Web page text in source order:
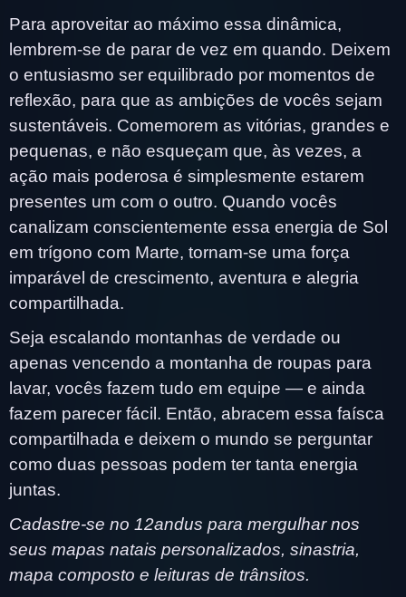
Para aproveitar ao máximo essa dinâmica,
lembrem-se de parar de vez em quando. Deixem
o entusiasmo ser equilibrado por momentos de
reflexão, para que as ambições de vocês sejam
sustentáveis. Comemorem as vitórias, grandes e
pequenas, e não esqueçam que, às vezes, a
ação mais poderosa é simplesmente estarem
presentes um com o outro. Quando vocês
canalizam conscientemente essa energia de Sol
em trígono com Marte, tornam-se uma força
imparável de crescimento, aventura e alegria
compartilhada.
Seja escalando montanhas de verdade ou
apenas vencendo a montanha de roupas para
lavar, vocês fazem tudo em equipe — e ainda
fazem parecer fácil. Então, abracem essa faísca
compartilhada e deixem o mundo se perguntar
como duas pessoas podem ter tanta energia
juntas.
Cadastre-se no 12andus para mergulhar nos
seus mapas natais personalizados, sinastria,
mapa composto e leituras de trânsitos.